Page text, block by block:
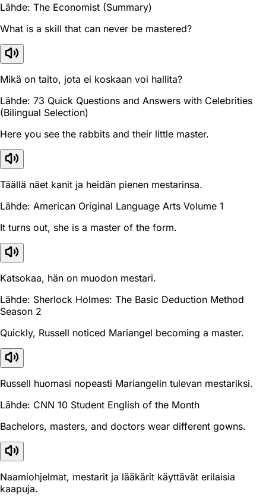
Lähde: The Economist (Summary)
What is a skill that can never be mastered?
Mikä on taito, jota ei koskaan voi hallita?
Lähde: 73 Quick Questions and Answers with Celebrities
(Bilingual Selection)
Here you see the rabbits and their little master.
Täällä näet kanit ja heidän pienen mestarinsa.
Lähde: American Original Language Arts Volume 1
It turns out, she is a master of the form.
Katsokaa, hän on muodon mestari.
Lähde: Sherlock Holmes: The Basic Deduction Method
Season 2
Quickly, Russell noticed Mariangel becoming a master.
Russell huomasi nopeasti Mariangelin tulevan mestariksi.
Lähde: CNN 10 Student English of the Month
Bachelors, masters, and doctors wear different gowns.
Naamiohjelmat, mestarit ja lääkärit käyttävät erilaisia
kaapuja.